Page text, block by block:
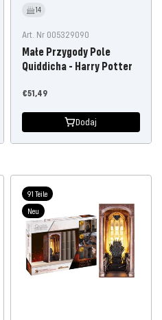
14
Art. Nr 005329090
Małe Przygody Pole
Quiddicha - Harry Potter
Oferta
€51,49
Dodaj
91 Teile
Neu